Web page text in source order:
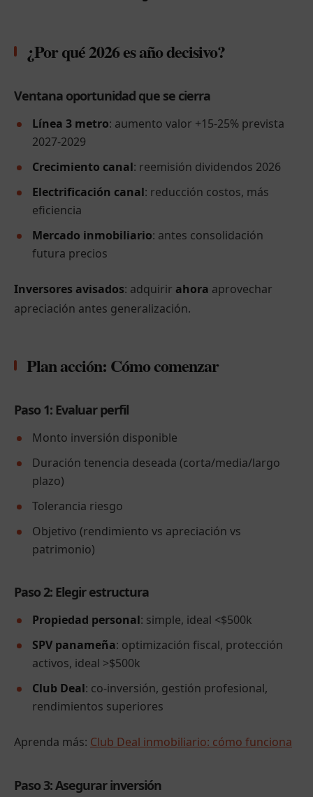
¿Por qué 2026 es año decisivo?
Ventana oportunidad que se cierra
Línea 3 metro: aumento valor +15-25% prevista
2027-2029
Crecimiento canal: reemisión dividendos 2026
Electrificación canal: reducción costos, más
eficiencia
Mercado inmobiliario: antes consolidación
futura precios
Inversores avisados: adquirir ahora aprovechar
apreciación antes generalización.
Plan acción: Cómo comenzar
Paso 1: Evaluar perfil
Monto inversión disponible
Duración tenencia deseada (corta/media/largo
plazo)
Tolerancia riesgo
Objetivo (rendimiento vs apreciación vs
patrimonio)
Paso 2: Elegir estructura
Propiedad personal: simple, ideal <$500k
SPV panameña: optimización fiscal, protección
activos, ideal >$500k
Club Deal: co-inversión, gestión profesional,
rendimientos superiores
Aprenda más: Club Deal inmobiliario: cómo funciona
Paso 3: Asegurar inversión